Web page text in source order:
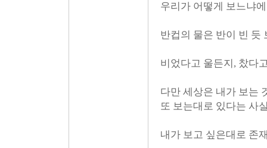
우리가 어떻게 보느냐
반컵의 물은 반이 빈 듯
비었다고 울든지, 찼다
다만 세상은 내가 보는
또 보는대로 있다는 사
내가 보고 싶은대로 존